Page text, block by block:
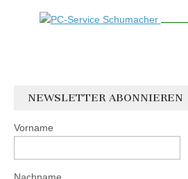
NEWSLETTER ABONNIEREN
Vorname